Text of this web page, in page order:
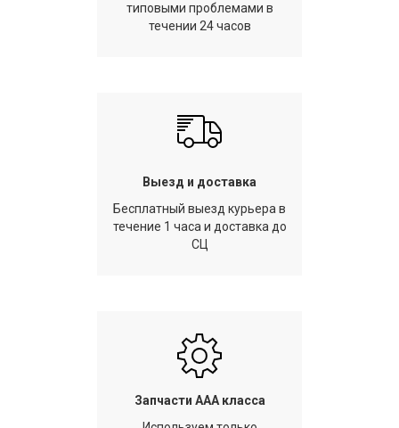
типовыми проблемами в
течении 24 часов
Выезд и доставка
Бесплатный выезд курьера в
течение 1 часа и доставка до
СЦ
Запчасти AAA класса